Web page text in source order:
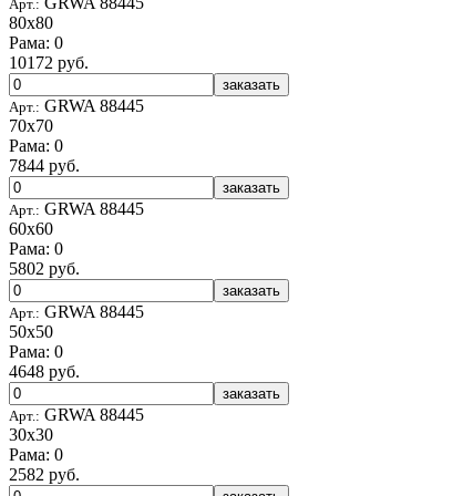
Арт.:
80x80
Рама: 0
10172 руб.
заказать
Арт.: GRWA 88445
70x70
Рама: 0
7844 руб.
заказать
Арт.: GRWA 88445
60x60
Рама: 0
5802 руб.
заказать
Арт.: GRWA 88445
50x50
Рама: 0
4648 руб.
заказать
Арт.: GRWA 88445
30x30
Рама: 0
2582 руб.